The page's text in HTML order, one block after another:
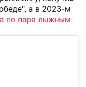
а в 2023-м
по пара лыжным